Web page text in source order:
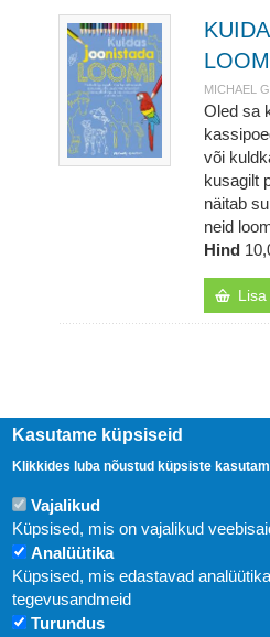
MICHAEL
Oled sa
või
kusagilt
näitab
neid
Hind
Kasutame küpsiseid
Klikkides luba nõustud küpsiste
Vajalikud
Küpsised, mis on vajalikud
Analüütika
Küpsised, mis edastavad
tegevusandmeid
Turundus